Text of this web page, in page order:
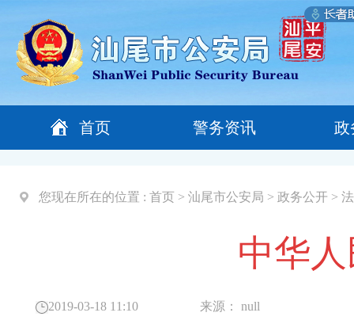
首页 警务资讯 政
您现在所在的位置 : 首页 > 汕尾市公安局 > 政务公开 >
中华
2019-03-18 11:10 来源： null